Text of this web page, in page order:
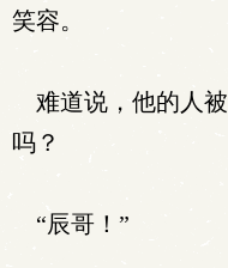
笑容。
难道说，他的人
吗？
“辰哥！”